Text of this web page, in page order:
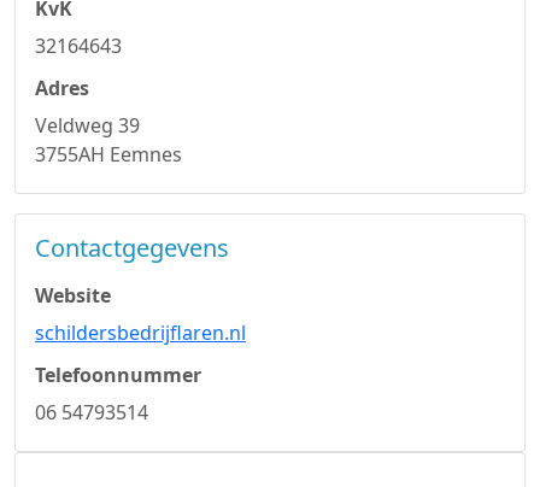
KvK
32164643
Adres
Veldweg 39
3755AH Eemnes
Contactgegevens
Website
schildersbedrijflaren.nl
Telefoonnummer
06 54793514